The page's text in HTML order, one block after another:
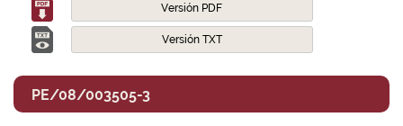
Versión PDF
Versión TXT
PE/08/003505-3